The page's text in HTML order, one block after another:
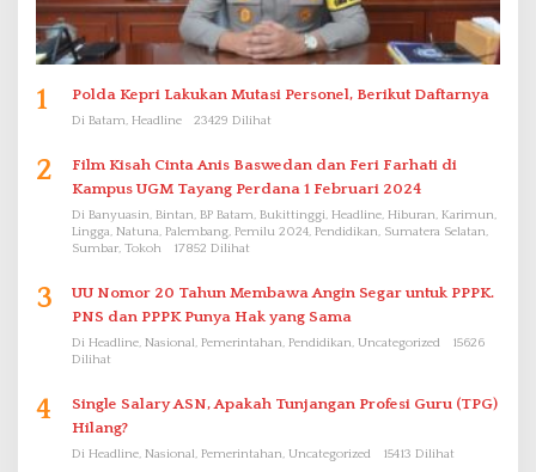
1 Polda Kepri Lakukan Mutasi Personel, Berikut Daftarnya
Di Batam, Headline 23429 Dilihat
2
Film Kisah Cinta Anis Baswedan dan Feri Farhati di
Kampus UGM Tayang Perdana 1 Februari 2024
Di Banyuasin, Bintan, BP Batam, Bukittinggi, Headline, Hiburan, Karimun,
Lingga, Natuna, Palembang, Pemilu 2024, Pendidikan, Sumatera Selatan,
Sumbar, Tokoh
17852 Dilihat
3
UU Nomor 20 Tahun Membawa Angin Segar untuk PPPK.
PNS dan PPPK Punya Hak yang Sama
Di Headline, Nasional, Pemerintahan, Pendidikan, Uncategorized
15626
Dilihat
4
Single Salary ASN, Apakah Tunjangan Profesi Guru (TPG)
Hilang?
Di Headline, Nasional, Pemerintahan, Uncategorized 15413 Dilihat